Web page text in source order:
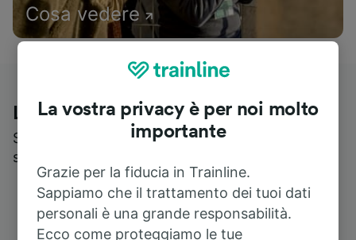
Cosa vedere
Le recensioni dei nostri viaggiatori
Scopri cosa pensa realmente chi utilizza i nostri
servizi
La vostra privacy è per noi molto
importante
Grazie per la fiducia in Trainline.
Sappiamo che il trattamento dei tuoi dati
personali è una grande responsabilità.
Ecco come proteggiamo le tue